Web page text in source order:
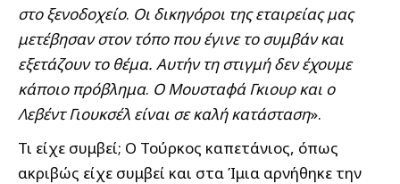
στο ξενοδοχείο. Οι δικηγόροι της εταιρείας μας
μετέβησαν στον τόπο που έγινε το συμβάν και
εξετάζουν το θέμα. Αυτήν τη στιγμή δεν έχουμε
κάποιο πρόβλημα. Ο Μουσταφά Γκιουρ και ο
Λεβέντ Γιουκσέλ είναι σε καλή κατάσταση».
Τι είχε συμβεί; Ο Τούρκος καπετάνιος, όπως
ακριβώς είχε συμβεί και στα Ίμια αρνήθηκε την